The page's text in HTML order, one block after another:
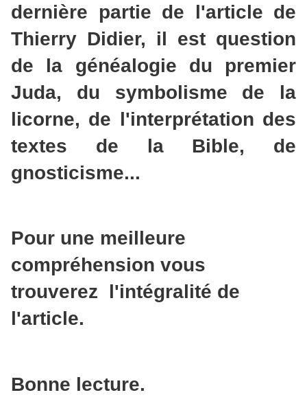
dernière partie de l'article de
Thierry Didier, il est question
de la généalogie du premier
Juda, du symbolisme de la
licorne, de l'interprétation des
textes de la Bible, de
gnosticisme...
Pour une meilleure
compréhension vous
trouverez l'intégralité de
l'article.
Bonne lecture.